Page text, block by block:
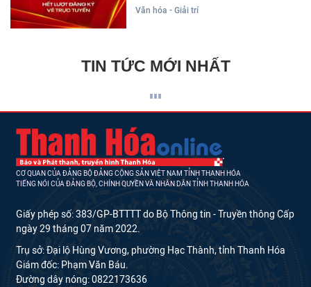
Văn hóa - Giải trí
TIN TỨC MỚI NHẤT
CƠ QUAN CỦA ĐẢNG BỘ ĐẢNG CỘNG SẢN VIỆT NAM TỈNH THANH HÓA
TIẾNG NÓI CỦA ĐẢNG BỘ, CHÍNH QUYỀN VÀ NHÂN DÂN TỈNH THANH HÓA
Giấy phép số: 383/GP-BTTTT do Bộ Thông tin - Truyền thông Cấp
ngày 29 tháng 07 năm 2022.
Trụ sở: Đại lộ Hùng Vương, phường Hạc Thành, tỉnh Thanh Hóa
Giám đốc: Phạm Văn Báu.
Đường dây nóng: 0822173636